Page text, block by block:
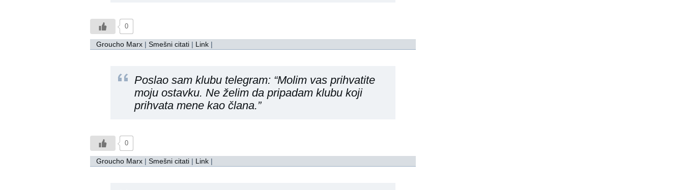
0
Groucho Marx | Smešni citati | Link |
Poslao sam klubu telegram: “Molim vas prihvatite
moju ostavku. Ne želim da pripadam klubu koji
prihvata mene kao člana.”
0
Groucho Marx | Smešni citati | Link |